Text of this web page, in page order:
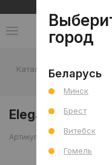
Каталог -
Elegant
Elegant White
Артикул: 0000029782
город
Беларусь
Минск
Брест
Витебск
Гомель